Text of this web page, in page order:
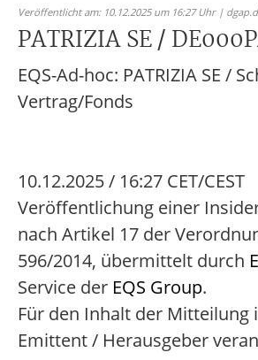
Veröffentlicht am: 10.12.2025 um 16:27 Uhr |
PATRIZIA SE /
EQS-Ad-hoc: PATRIZIA SE /
Vertrag/Fonds
10.12.2025 / 16:27 CET/CEST
Veröffentlichung einer
nach Artikel 17 der
596/2014, übermittelt durch
Service der EQS Group.
Für den Inhalt der Mitteilung
Emittent / Herausgeber